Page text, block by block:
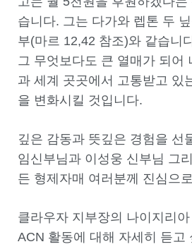
습니다. 그는 다가와 렙톤 두
부(마르 12,42 참조)와 같습니
그 무엇보다도 큰 열매가 되어
과 세계 곳곳에서 고통받고 있
을 변화시킬 것입니다.
깊은 감동과 뜻깊은 경험을 선
임신부님과 이성웅 신부님 그
든 형제자매 여러분께 진심으
클라우자 지부장의 나이지리
ACN 활동에 대해 자세히 듣고